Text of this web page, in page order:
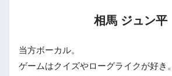
相馬 ジュン平
当方ボーカル。
ゲームはクイズやローグライクが好き。